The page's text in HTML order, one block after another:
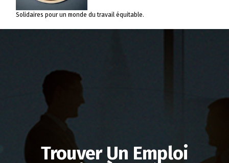
Solidaires pour un monde du travail équitable.
Trouver Un Emploi